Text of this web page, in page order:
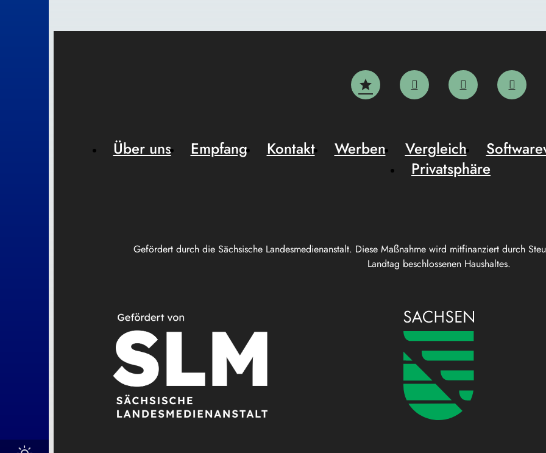
Gefördert durch die Sächsische Landesmedienanstalt. Diese Maßnahme wird mitfinanziert durch
Landtag beschlossenen Haushaltes.
Über uns Empfang Kontakt Werben Vergleich
Privatsphäre